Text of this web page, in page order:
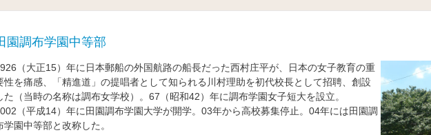
園調布学園中等部
（大正15）年に日本郵船の外国航路の船長だった西村庄平が、日本の女子教育の重
性を痛感、「精進道」の提唱者として知られる川村理助を初代校長として招聘、創設
た（当時の名称は調布女学校）。67（昭和42）年に調布学園女子短大を設立。
（平成14）年に田園調布学園大学が開学。03年から高校募集停止。04年には田園調
学園中等部と改称した。